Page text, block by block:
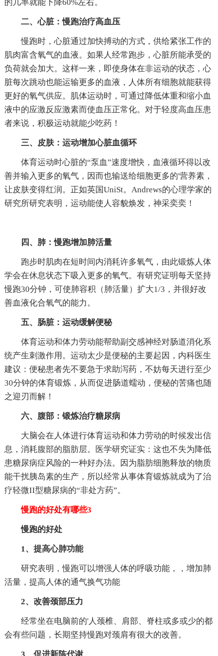
的几率就能下降60%左右。
二、心脏：慢跑治疗高血压
慢跑时，心脏通过加快搏动的方式，供给紧张工作的
肌肉富含氧气的血液。如果人经常跑步，心脏所能承受的
负荷就会加大。这样一来，即使身体在非运动的状态，心
脏每次跳动也能运输更多的血液，人体所有细胞就能获得
更好的氧气供应。肌体运动时，可通过降低体重和缩小血
液中的应激反应激素而使血压正常化。对于轻度高血压患
者来说，积极运动就能少吃药！
三、皮肤：运动增加心脏血循环
体育运动时心脏的“泵血”速度增快，血液循环得以改
善并输入更多的氧气，因而也输送给细胞更多的'营养素，
让皮肤变得红润。正如英国UniSt。Andrews的心理学家的
研究所研究表明，运动能使人容貌焕发，神采奕奕！
四、肺：慢跑增加肺活量
跑步时肌肉在短时间内消耗许多氧气，由此锻炼人体
学会在休息状态下吸入更多的氧气。有研究证明每天坚持
慢跑30分钟，可使肺容积（肺活量）扩大1/3，并很好改
善血液化合氧气的能力。
五、肠脏：运动缓解便秘
体育运动和体力劳动能帮助副交感神经对肠道消化系
统产生刺激作用。运动太少是便秘的主要起因，内科医生
建议：便秘患者先不要急于求助泻药，不妨每天进行至少
30分钟的体育锻炼，从而促进肠道蠕动，便秘的苦痛也随
之迎刃而解！
六、腹部：锻炼治疗糖尿病
大脑会在人体进行体育运动和体力劳动的时候发出信
息，消耗腹部的脂肪层。医学研究证实：这也不失为降低
患糖尿病症风险的一种好办法。因为脂肪细胞释放的物质
能干扰胰岛素的生产，所以经常从事体育锻炼就成为了治
疗轻微II型糖尿病的“非处方药”。
慢跑的好处有哪些3
慢跑的好处
1、提高心肺功能
研究表明，慢跑可以增强人体的呼吸功能，，增加肺
活量，提高人体的通气换气功能
2、改善颈部压力
经常坐在电脑前的'人颈椎、肩部、脊柱或多或少的都
会有些问题，长期坚持慢跑对颈肩有很大的改善。
3、促进新陈代谢